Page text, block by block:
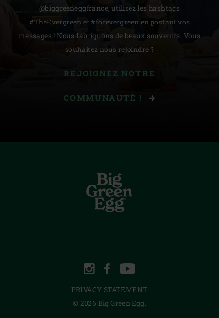
@biggreeneggfrance, utilisez les hashtags
#TheEvergreen et #forevergreen en postant vos
messages ! Nous fabriquons de beaux souvenirs. Vous
souhaitez nous rejoindre ?
REJOIGNEZ NOTRE
COMMUNAUTÉ !
INSTAGRAM
FACEBOOKYOUTUBE
PRIVACY STATEMENT
© 2026 Big Green Egg.